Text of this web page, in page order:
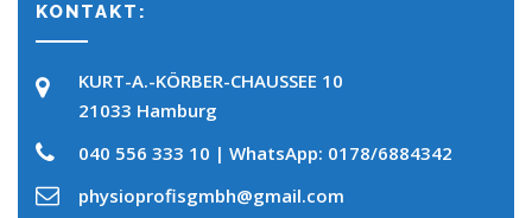
KONTAKT:
KURT-A.-KÖRBER-CHAUSSEE 10
21033 Hamburg
040 556 333 10 | WhatsApp: 0178/6884342
physioprofisgmbh@gmail.com